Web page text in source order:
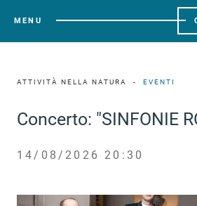
MENU
ATTIVITÀ NELLA NATURA EVENTI
Concerto: "SINFONIE
14/08/2026 20:30